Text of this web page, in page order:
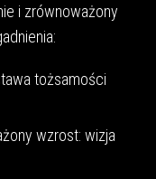
i zrównoważony
tożsamości
wzrost: wizja